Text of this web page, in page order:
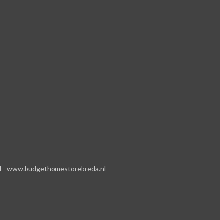
- www.budgethomestorebreda.nl